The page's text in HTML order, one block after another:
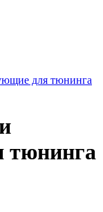
для тюнинга
тюнинга